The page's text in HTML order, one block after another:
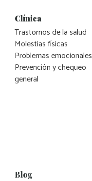
Clínica
Trastornos de la salud
Molestias físicas
Problemas emocionales
Prevención y chequeo
general
Blog